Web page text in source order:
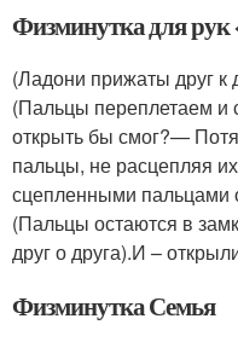
Физминутка для рук
(Ладони прижаты друг к
(Пальцы переплетаем и
открыть бы смог?—
пальцы, не расцепляя
сцепленными пальцами
(Пальцы остаются в
друг о друга).И –
Физминутка Семья